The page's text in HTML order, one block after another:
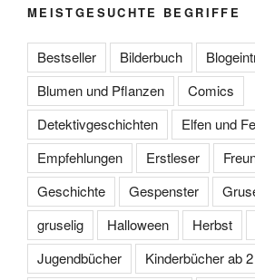
MEISTGESUCHTE BEGRIFFE
Bestseller Bilderbuch
Blumen und Pflanzen
Comics
Detektivgeschichten
Elfen und
Empfehlungen
Erstleser
Geschichte
Gespenster
gruselig
Halloween Herbst
Jugendbücher
Kinderbücher ab